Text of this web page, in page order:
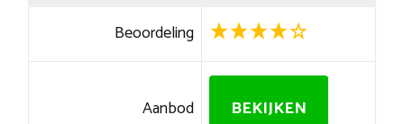
Beoordeling
Aanbod BEKIJKEN